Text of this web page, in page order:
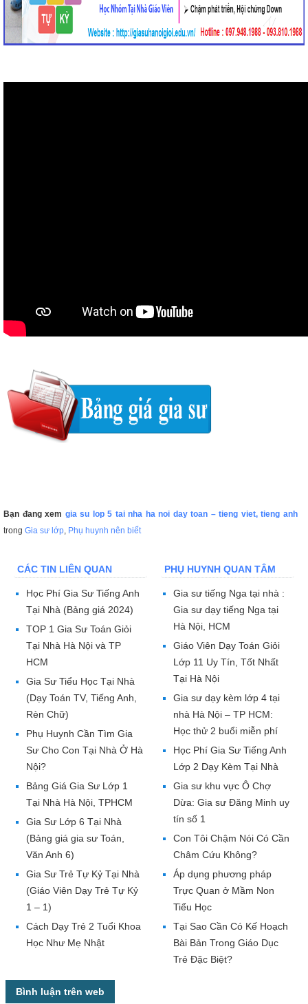
Bạn đang xem gia su lop 5 tai nha ha noi day toan – tieng viet, tieng anh
trong Gia sư lớp Phụ huynh nên biết
CÁC TIN LIÊN QUAN
Học Phí Gia Sư Tiếng Anh
Tại Nhà (Bảng giá 2024)
TOP 1 Gia Sư Toán Giỏi
Tại Nhà Hà Nội và TP
HCM
Gia Sư Tiểu Học Tại Nhà
(Dạy Toán TV, Tiếng Anh,
Rèn Chữ)
Phụ Huynh Cần Tìm Gia
Sư Cho Con Tại Nhà Ở Hà
Nội?
Bảng Giá Gia Sư Lớp 1
Tại Nhà Hà Nội, TPHCM
Gia Sư Lớp 6 Tại Nhà
(Bảng giá gia sư Toán,
Văn Anh 6)
Gia Sư Trẻ Tự Kỷ Tại Nhà
(Giáo Viên Dạy Trẻ Tự Kỷ
1 – 1)
Cách Dạy Trẻ 2 Tuổi Khoa
Học Như Mẹ Nhật
PHỤ HUYNH QUAN TÂM
Gia sư tiếng Nga tại nhà :
Gia sư dạy tiếng Nga tại
Hà Nội, HCM
Giáo Viên Dạy Toán Giỏi
Lớp 11 Uy Tín, Tốt Nhất
Tại Hà Nội
Gia sư dạy kèm lớp 4 tại
nhà Hà Nội – TP HCM:
Học thử 2 buổi miễn phí
Học Phí Gia Sư Tiếng Anh
Lớp 2 Dạy Kèm Tại Nhà
Gia sư khu vực Ô Chợ
Dừa: Gia sư Đăng Minh uy
tín số 1
Con Tôi Chậm Nói Có Cần
Châm Cứu Không?
Áp dụng phương pháp
Trực Quan ở Mầm Non
Tiểu Học
Tại Sao Cần Có Kế Hoạch
Bài Bản Trong Giáo Dục
Trẻ Đặc Biệt?
Bình luận trên web